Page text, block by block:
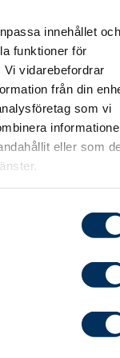
innehållet och
funktioner för
vidarebefordrar
från din
som vi
eller som
tusentals
året var
ljus
tändes 19 765
I år är det
stycken.
alla att tänka
finns med oss.
därför är vi
i en annan